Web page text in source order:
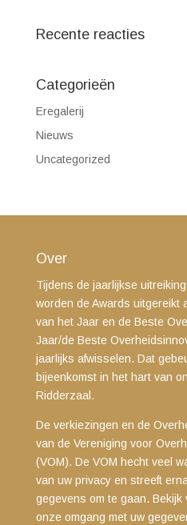
Recente reacties
Categorieën
Eregalerij
Nieuws
Uncategorized
Over
Tijdens de jaarlijkse
worden de Awards uitgereikt
van het Jaar en de Beste
Jaar/de Beste
jaarlijks afwisselen. Dat
bijeenkomst in het hart van
Ridderzaal.
De verkiezingen en de
van de Vereniging voor
(VOM). De VOM hecht veel
van uw privacy en streeft
gegevens om te gaan. Bekijk
onze omgang met uw